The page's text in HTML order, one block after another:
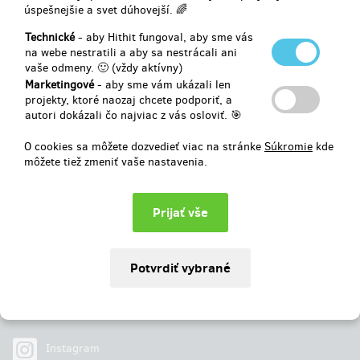
úspešnejšie a svet dúhovejší. 🌈
Technické- aby Hithit fungoval, aby sme vás
na webe nestratili a aby sa nestrácali ani
vaše odmeny. 🙂 (vždy aktívny)
Marketingové- aby sme vám ukázali len
projekty, ktoré naozaj chcete podporiť, a
autori dokázali čo najviac z vás osloviť. 🎯
O cookies sa môžete dozvedieť viac na stránke Súkromie kde
môžete tiež zmeniť vaše nastavenia.
Vybrané
8 €z824 €
1%
Instagram